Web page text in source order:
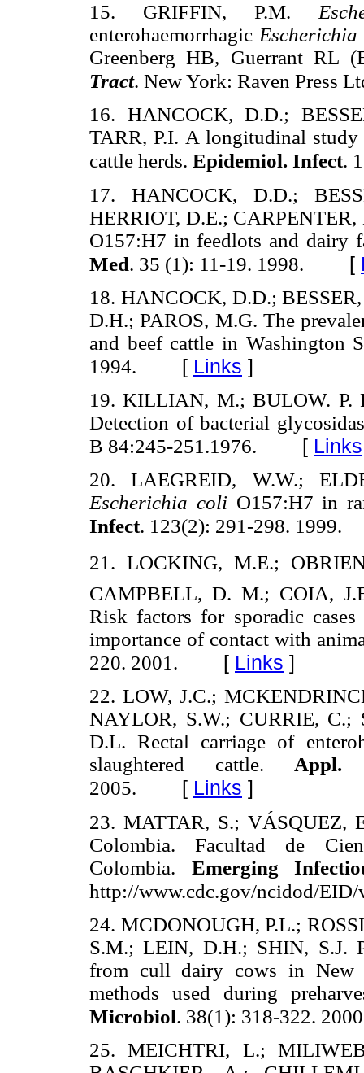
15. GRIFFIN, P.M.
enterohaemorrhagic
Greenberg HB, Guerrant RL
Tract. New York: Raven Press
16. HANCOCK, D.D.;
TARR, P.I. A longitudinal
cattle herds. Epidemiol. Infect.
17. HANCOCK, D.D.;
HERRIOT, D.E.;
O157:H7 in feedlots and dairy
Med. 35 (1): 11-19. 1998. [
18. HANCOCK, D.D.;
D.H.; PAROS, M.G. The
and beef cattle in Washington
1994. [ Links ]
19. KILLIAN, M.; BULOW. P.
Detection of bacterial
B 84:245-251.1976. [ Links
20. LAEGREID, W.W.;
Escherichia coliO157:H7 in
Infect. 123(2): 291-298. 1999.
21. LOCKING, M.E.;
CAMPBELL, D. M.; COIA,
Risk factors for sporadic
importance of contact with
220. 2001. [ Links ]
22. LOW, J.C.;
NAYLOR, S.W.; CURRIE,
D.L. Rectal carriage of
slaughtered cattle.Appl.
2005. [ Links ]
23. MATTAR, S.; VÁSQUEZ,
Colombia. Facultad de
Colombia. Emerging
http://www.cdc.gov/ncidod/
24. MCDONOUGH, P.L.;
S.M.; LEIN, D.H.; SHIN, S.J.
from cull dairy cows in New
methods used during
Microbiol. 38(1): 318-322.
25. MEICHTRI, L.;